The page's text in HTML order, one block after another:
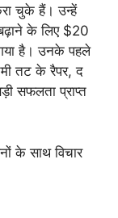
चुके हैं। उन्हें
बढ़ाने के लिए $20
गया है। उनके पहले
तट के रैपर, द
सफलता प्राप्त
के साथ विचार